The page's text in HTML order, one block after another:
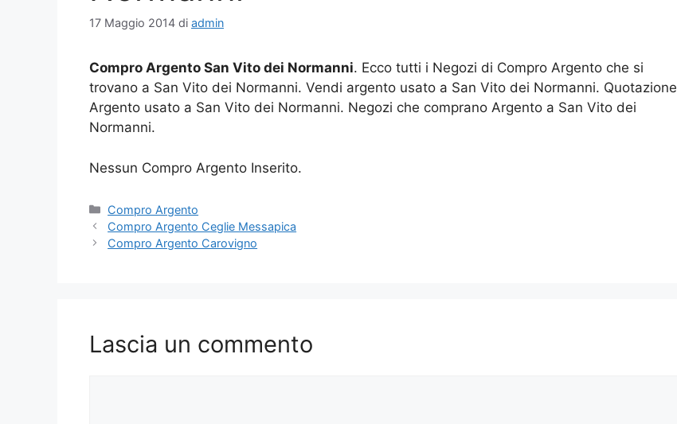
17 Maggio 2014 di admin
Compro Argento San Vito dei Normanni. Ecco tutti i Negozi di Compro Argento che si
trovano a San Vito dei Normanni. Vendi argento usato a San Vito dei Normanni. Quotazione
Argento usato a San Vito dei Normanni. Negozi che comprano Argento a San Vito dei
Normanni.
Nessun Compro Argento Inserito.
Categorie
Compro Argento
Compro Argento Ceglie Messapica
Compro Argento Carovigno
Lascia un commento